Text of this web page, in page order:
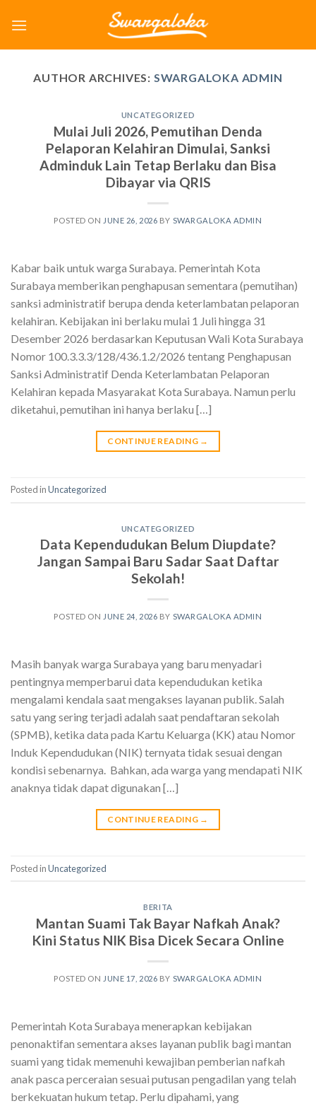
AUTHOR ARCHIVES: SWARGALOKA ADMIN
UNCATEGORIZED
Mulai Juli 2026, Pemutihan Denda
Pelaporan Kelahiran Dimulai, Sanksi
Adminduk Lain Tetap Berlaku dan Bisa
Dibayar via QRIS
POSTED ON JUNE 26, 2026 BY SWARGALOKA ADMIN
Kabar baik untuk warga Surabaya. Pemerintah Kota
Surabaya memberikan penghapusan sementara (pemutihan)
sanksi administratif berupa denda keterlambatan pelaporan
kelahiran. Kebijakan ini berlaku mulai 1 Juli hingga 31
Desember 2026 berdasarkan Keputusan Wali Kota Surabaya
Nomor 100.3.3.3/128/436.1.2/2026 tentang Penghapusan
Sanksi Administratif Denda Keterlambatan Pelaporan
Kelahiran kepada Masyarakat Kota Surabaya. Namun perlu
diketahui, pemutihan ini hanya berlaku […]
CONTINUE READING →
Posted inUncategorized
UNCATEGORIZED
Data Kependudukan Belum Diupdate?
Jangan Sampai Baru Sadar Saat Daftar
Sekolah!
POSTED ON JUNE 24, 2026 BY SWARGALOKA ADMIN
Masih banyak warga Surabaya yang baru menyadari
pentingnya memperbarui data kependudukan ketika
mengalami kendala saat mengakses layanan publik. Salah
satu yang sering terjadi adalah saat pendaftaran sekolah
(SPMB), ketika data pada Kartu Keluarga (KK) atau Nomor
Induk Kependudukan (NIK) ternyata tidak sesuai dengan
kondisi sebenarnya. Bahkan, ada warga yang mendapati NIK
anaknya tidak dapat digunakan […]
CONTINUE READING →
Posted inUncategorized
BERITA
Mantan Suami Tak Bayar Nafkah Anak?
Kini Status NIK Bisa Dicek Secara Online
POSTED ON JUNE 17, 2026 BY SWARGALOKA ADMIN
Pemerintah Kota Surabaya menerapkan kebijakan
penonaktifan sementara akses layanan publik bagi mantan
suami yang tidak memenuhi kewajiban pemberian nafkah
anak pasca perceraian sesuai putusan pengadilan yang telah
berkekuatan hukum tetap. Perlu dipahami, yang